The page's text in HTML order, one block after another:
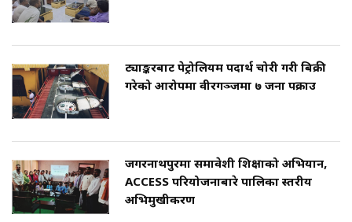
ट्याङ्करबाट पेट्रोलियम पदार्थ चोरी गरी बिक्री
गरेको आरोपमा वीरगञ्जमा ७ जना पक्राउ
जगरनाथपुरमा समावेशी शिक्षाको अभियान,
ACCESS परियोजनाबारे पालिका स्तरीय
अभिमुखीकरण